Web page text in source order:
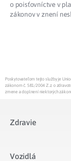
o poisťovníctve v
zákonov v znení
Poskytovateľom tejto služby je
zákonom č. 581/2004 Z.z. o
zmene a doplnení niektorých
Zdravie
Vozidlá​